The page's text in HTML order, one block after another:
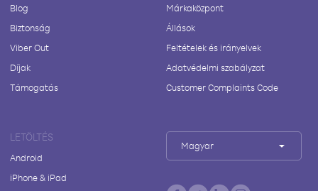
Blog
Biztonság
Viber Out
Díjak
Támogatás
Márkaközpont
Állások
Feltételek és irányelvek
Adatvédelmi szabályzat
Customer Complaints Code
LETÖLTÉS
Android
iPhone & iPad
Magyar